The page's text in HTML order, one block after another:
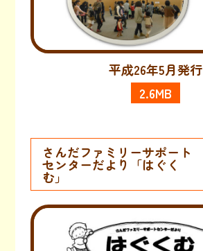
平成26年5月発行
2.6MB
さんだファミリーサポート
センターだより「はぐく
む」